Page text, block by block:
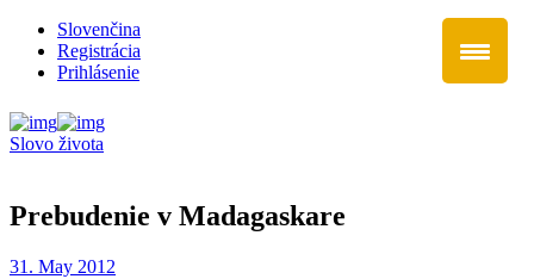
Slovenčina
Registrácia
Prihlásenie
Slovo života
Prebudenie v Madagaskare
31. May 2012